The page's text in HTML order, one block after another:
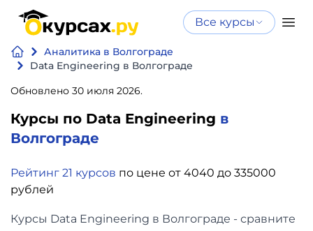
Все курсы
Аналитика в Волгограде
Data Engineering в Волгограде
Обновлено 30 июля 2026.
Курсы по Data Engineering в
Волгограде
Рейтинг 21 курсов по цене от 4040 до 335000
рублей
Курсы Data Engineering в Волгограде - сравните
Нейросеть
и ИИ
Бизнес
финансы
Дизайн
Нейросеть и ИИ
интеллекту